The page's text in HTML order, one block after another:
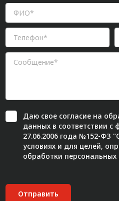
Даю свое согласиена
данных в соответствии
27.06.2006 года №152-ФЗ
условиях и для целей,
обработки
Отправить